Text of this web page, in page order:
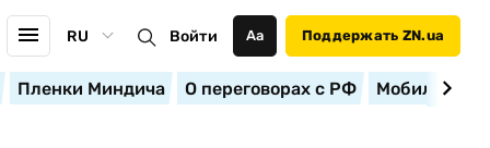
RU Войти Аа Поддержать ZN.ua
Пленки Миндича О переговорах с РФ